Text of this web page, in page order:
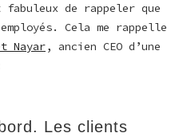
de rappeler que
Cela me rappelle
Nayar, ancien CEO d’une
Les clients